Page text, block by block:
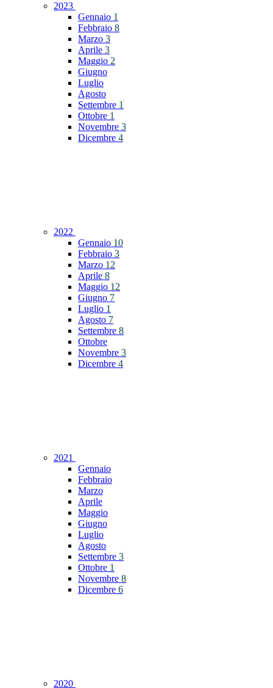
2023
Gennaio 1
Febbraio 8
Marzo 3
Aprile 3
Maggio 2
Giugno
Luglio
Agosto
Settembre 1
Ottobre 1
Novembre 3
Dicembre 4
2022
Gennaio 10
Febbraio 3
Marzo 12
Aprile 8
Maggio 12
Giugno 7
Luglio 1
Agosto 7
Settembre 8
Ottobre
Novembre 3
Dicembre 4
2021
Gennaio
Febbraio
Marzo
Aprile
Maggio
Giugno
Luglio
Agosto
Settembre 3
Ottobre 1
Novembre 8
Dicembre 6
2020